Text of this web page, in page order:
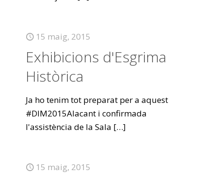
15 maig, 2015
Exhibicions d'Esgrima
Històrica
Ja ho tenim tot preparat per a aquest
#DIM2015Alacant i confirmada
l'assistència de la Sala […]
15 maig, 2015